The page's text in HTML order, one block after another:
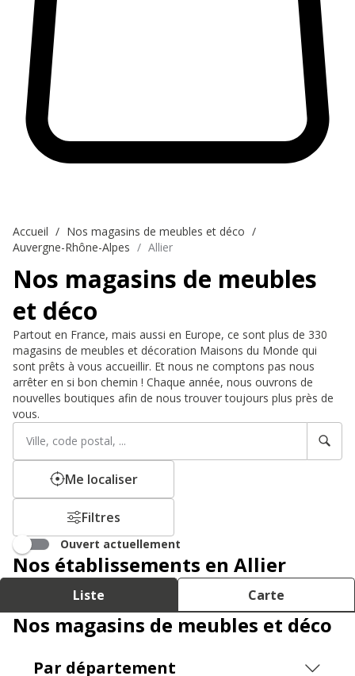
Accueil
Nos magasins de meubles et déco
Auvergne-Rhône-Alpes
Allier
Nos magasins de meubles
et déco
Partout en France, mais aussi en Europe, ce sont plus de 330
magasins de meubles et décoration Maisons du Monde qui
sont prêts à vous accueillir. Et nous ne comptons pas nous
arrêter en si bon chemin ! Chaque année, nous ouvrons de
nouvelles boutiques afin de nous trouver toujours plus près de
vous.
Rechercher
établissement
Veuillez
renseigner
adresse
Me localiser
Filtres
Ouvert actuellement
Nos établissements en Allier
Liste Carte
Nos magasins de meubles et déco
Par département